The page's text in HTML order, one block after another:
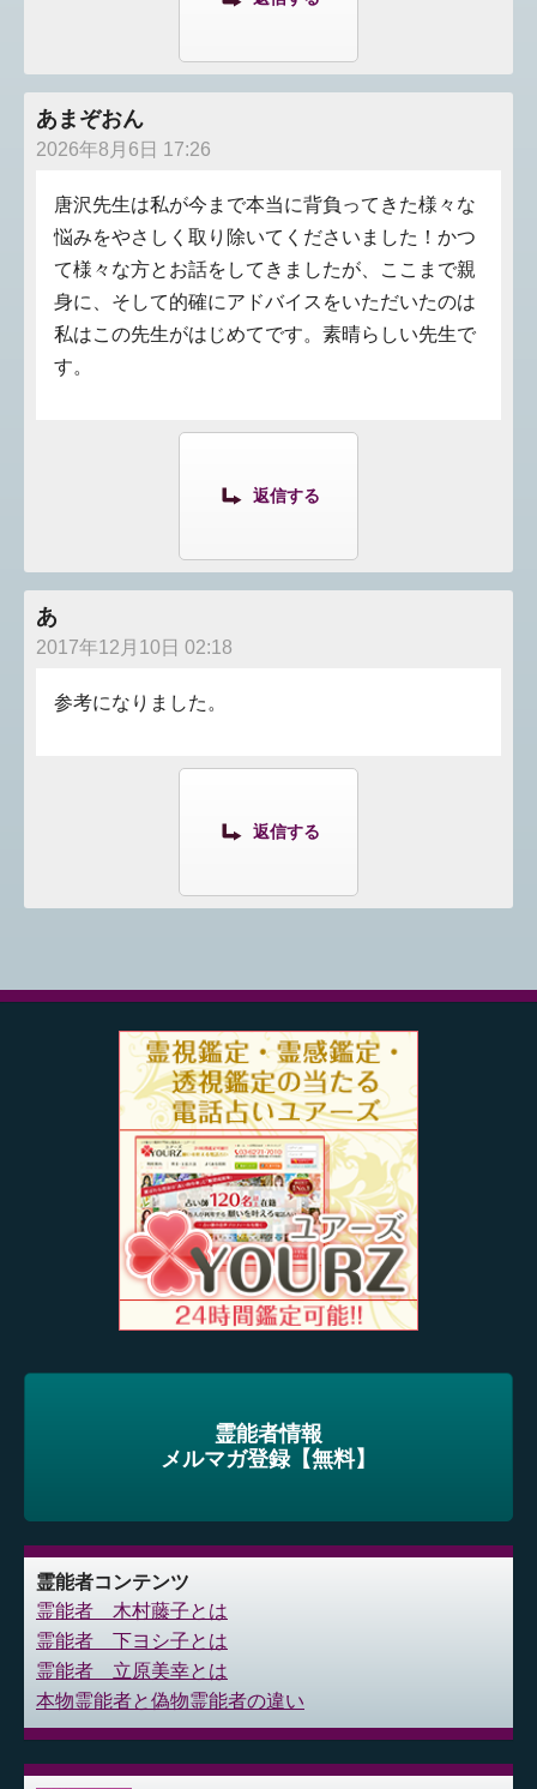
あまぞおん
2026年8月6日 17:26
唐沢先生は私が今まで本当に背負ってきた様々な
悩みをやさしく取り除いてくださいました！かつ
て様々な方とお話をしてきましたが、ここまで親
身に、そして的確にアドバイスをいただいたのは
私はこの先生がはじめてです。素晴らしい先生で
す。
返信する
あ
2017年12月10日 02:18
参考になりました。
返信する
霊能者情報
メルマガ登録【無料】
霊能者コンテンツ
霊能者 木村藤子とは
霊能者 下ヨシ子とは
霊能者 立原美幸とは
本物霊能者と偽物霊能者の違い